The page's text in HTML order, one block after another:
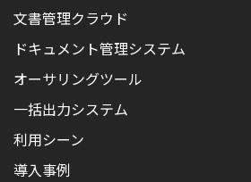
文書管理クラウド
ドキュメント管理システム
オーサリングツール
一括出力システム
利用シーン
導入事例